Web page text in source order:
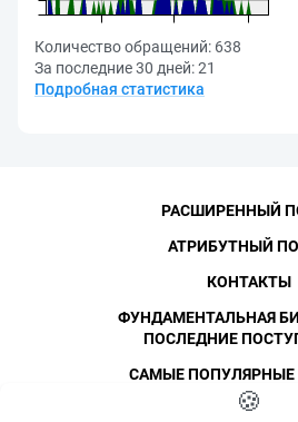
Количество обращений: 638
За последние 30 дней:21
Подробная статистика
СПбПУ, 1996-
РАСШИРЕННЫЙ
АТРИБУТНЫЙ
КОНТАКТЫ
ФУНДАМЕНТАЛЬНАЯ
ПОСЛЕДНИЕ
САМЫЕ ПОПУЛЯРНЫЕ
🍪